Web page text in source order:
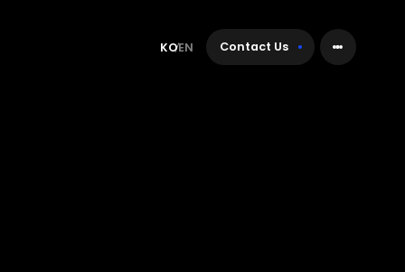
KOEN Contact Us